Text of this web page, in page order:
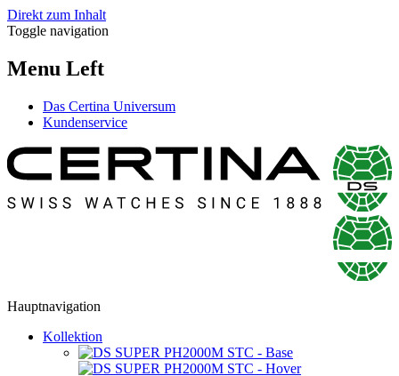
Direkt zum Inhalt
Toggle navigation
Menu Left
Das Certina Universum
Kundenservice
Hauptnavigation
Kollektion